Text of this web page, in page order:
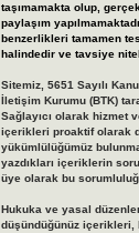
taşımamakta olup,
paylaşım
benzerlikleri tamamen
halindedir ve tavsiye
Sitemiz, 5651 Sayılı
İletişim Kurumu (BTK)
Sağlayıcı olarak hizmet
içerikleri proaktif olarak
yükümlülüğümüz
yazdıkları içeriklerin
üye olarak bu
Hukuka ve yasal
düşündüğünüz içerikleri,